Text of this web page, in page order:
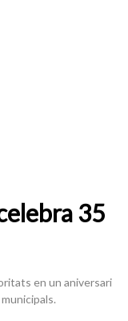
35
en un aniversari